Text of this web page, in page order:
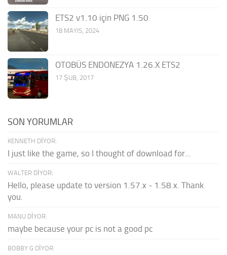
ETS2 v1.10 için PNG 1.50
18 MAYIS, 2024
OTOBÜS ENDONEZYA 1.26.X ETS2
17 ŞUB, 2017
SON YORUMLAR
KENNETH DIYOR:
I just like the game, so I thought of download for...
WALTER DIYOR:
Hello, please update to version 1.57.x - 1.58.x. Thank
you.
MANU DIYOR:
maybe because your pc is not a good pc
BOBBY G DIYOR: